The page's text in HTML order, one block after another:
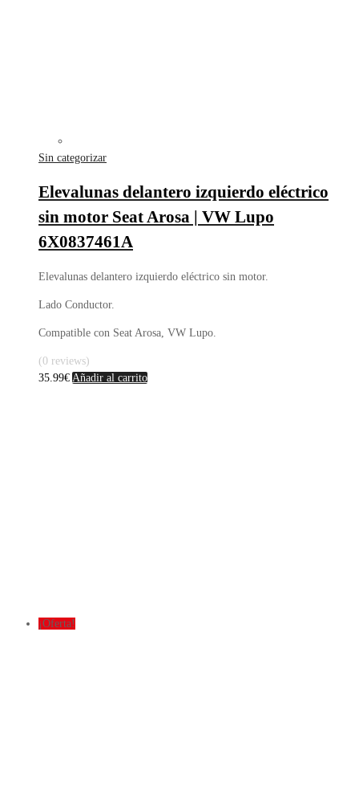
Sin categorizar
Elevalunas delantero izquierdo eléctrico
sin motor Seat Arosa | VW Lupo
6X0837461A
Elevalunas delantero izquierdo eléctrico sin motor.
Lado Conductor.
Compatible con Seat Arosa, VW Lupo.
(0 reviews)
35.99€ Añadir al carrito
¡Oferta!